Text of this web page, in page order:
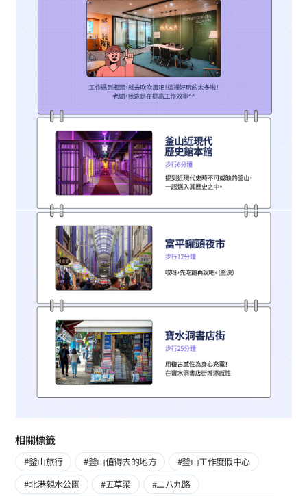
相關標籤
#釜山旅行 #釜山值得去的地方
#釜山工作度假中心
#北港親水公園
#五草梁
#二八九路